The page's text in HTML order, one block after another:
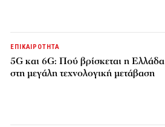
ΕΠΙΚΑΙΡΟΤΗΤΑ
5G και 6G: Πού βρίσκεται η Ελλάδα
στη μεγάλη τεχνολογική μετάβαση